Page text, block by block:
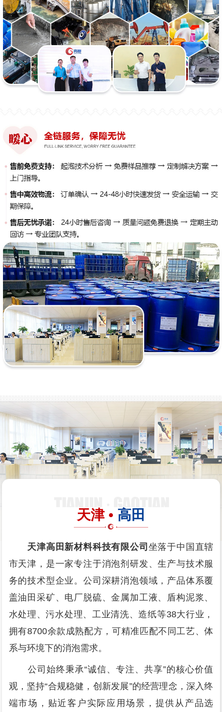
天津 • 高田
天津高田新材料科技有限公司 坐落于中国直辖
市天津，是一家专注于消泡剂研发、生产与技术服
务的技术型企业。公司深耕消泡领域，产品体系覆
盖油田采矿、电厂脱硫、金属加工液、盾构泥浆、
水处理、污水处理、工业清洗、造纸等38大行业，
拥有8700余款成熟配方，可精准匹配不同工艺、体
系与环境下的消泡需求。
公司始终秉承“诚信、专注、共享”的核心价值
观，坚持“合规稳健，创新发展”的经营理念，深入终
端市场，贴近客户实际应用场景，提供从产品选